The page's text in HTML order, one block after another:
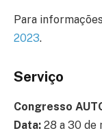
Para
2023.
Serviço
Congresso
Data: 28 a 30 de